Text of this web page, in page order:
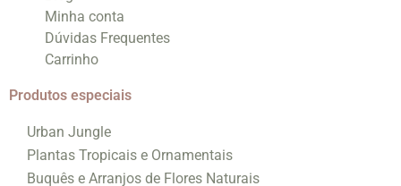
Minha conta
Dúvidas Frequentes
Carrinho
Produtos especiais
Urban Jungle
Plantas Tropicais e Ornamentais
Buquês e Arranjos de Flores Naturais